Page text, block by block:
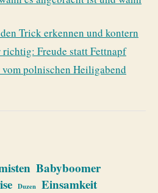
Trick erkennen und kontern
Freude statt Fettnapf
polnischen Heiligabend
Babyboomer
Duzen Einsamkeit